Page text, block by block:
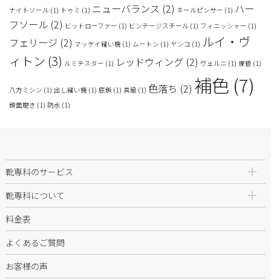
ナイトソール (1) トゥミ (1) ニューバランス (2) ネールピンサー (1) ハー
フソール (2) ビットローファー (1) ビンテージスチール (1) フィニッシャー (1)
フェリージ (2) マッケイ縫い機 (1) ムートン (1) ヤンコ (1) ルイ・ヴ
ィトン (3) ルミテスター (1) レッドウィング (2) ヴェルニ (1) 保管 (1)
八方ミシン (1) 出し縫い機 (1) 底鋲 (1) 真鍮 (1) 色落ち (2) 補色 (7)
鏡面磨き (1) 防水 (1)
靴専科のサービス
靴専科について
料金表
よくあるご質問
お客様の声